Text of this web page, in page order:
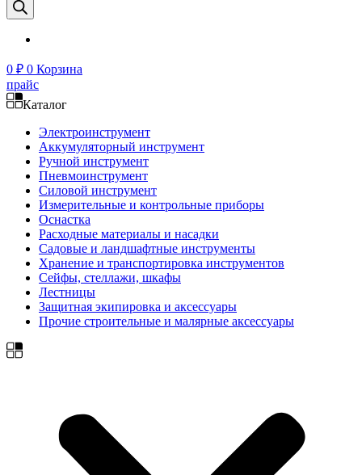
0 ₽ 0 Корзина
прайс
Каталог
Электроинструмент
Аккумуляторный инструмент
Ручной инструмент
Пневмоинструмент
Силовой инструмент
Измерительные и контрольные приборы
Оснастка
Расходные материалы и насадки
Садовые и ландшафтные инструменты
Хранение и транспортировка инструментов
Сейфы, стеллажи, шкафы
Лестницы
Защитная экипировка и аксессуары
Прочие строительные и малярные аксессуары